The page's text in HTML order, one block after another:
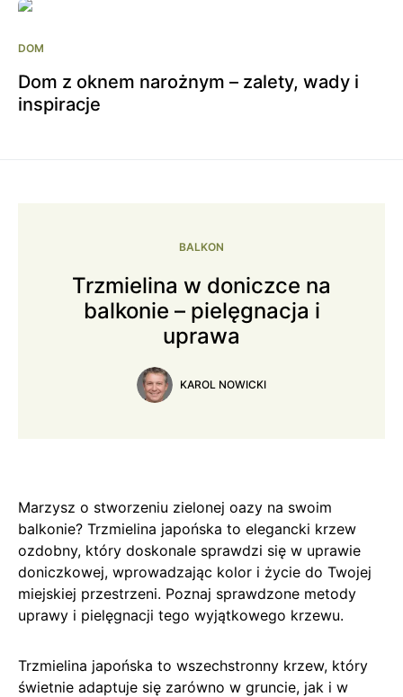
DOM
Dom z oknem narożnym – zalety, wady i
inspiracje
BALKON
Trzmielina w doniczce na
balkonie – pielęgnacja i
uprawa
KAROL NOWICKI
Marzysz o stworzeniu zielonej oazy na swoim
balkonie? Trzmielina japońska to elegancki krzew
ozdobny, który doskonale sprawdzi się w uprawie
doniczkowej, wprowadzając kolor i życie do Twojej
miejskiej przestrzeni. Poznaj sprawdzone metody
uprawy i pielęgnacji tego wyjątkowego krzewu.
Trzmielina japońska to wszechstronny krzew, który
świetnie adaptuje się zarówno w gruncie, jak i w